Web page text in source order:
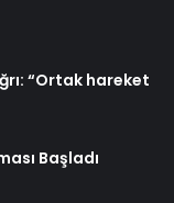
“Ortak hareket
Başladı